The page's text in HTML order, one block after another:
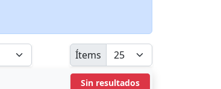
Ítems
Sin resultados